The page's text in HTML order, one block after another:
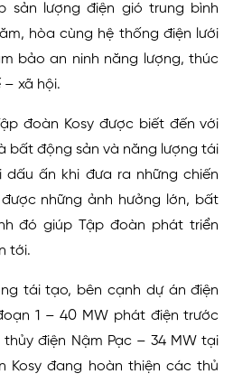
sản lượng điện gió trung bình
hòa cùng hệ thống điện lưới
bảo an ninh năng lượng, thúc
– xã hội.
đoàn Kosy được biết đến với
bất động sản và năng lượng tái
dấu ấn khi đưa ra những chiến
những ảnh hưởng lớn, bất
đó giúp Tập đoàn phát triển
tới.
tái tạo, bên cạnh dự án điện
1 – 40 MW phát điện trước
thủy điện Nậm Pạc – 34 MW tại
Kosy đang hoàn thiện các thủ